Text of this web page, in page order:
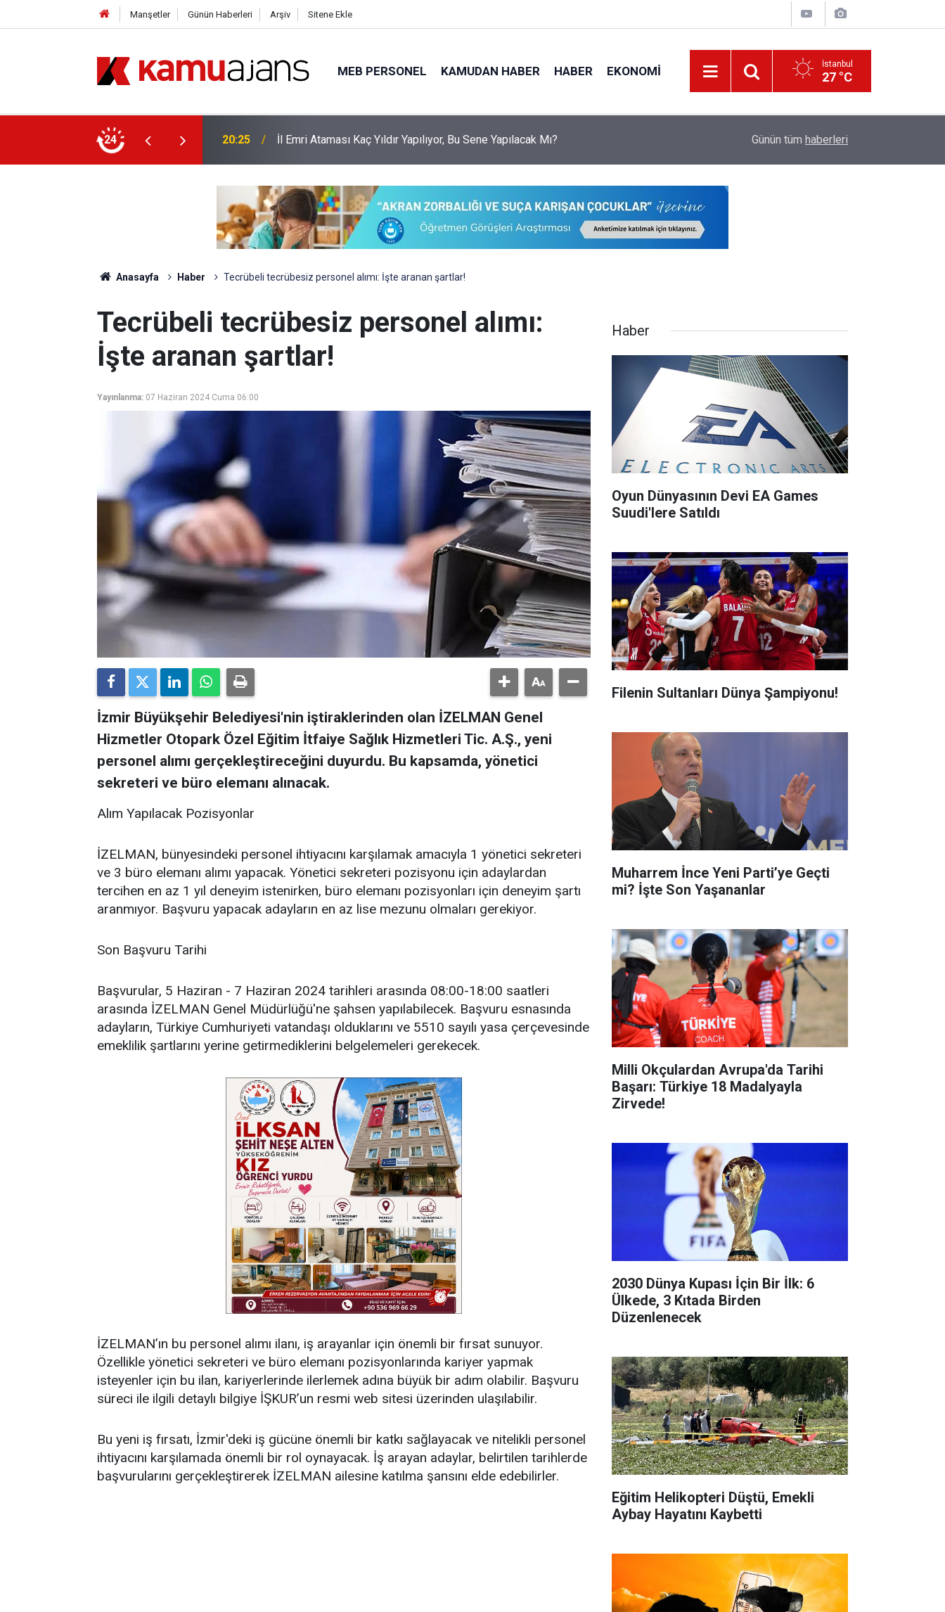
Manşetler Günün Haberleri Arşiv Sitene Ekle
MEB PERSONEL KAMUDAN HABER HABER EKONOMI İstanbul
27 °C
24
Bu Sene Yapılacak Mı? 19:34 O Öğretmenlerin Yaz Tatili 17 Ağustos'ta Sona Erecek İş Bankası'nda Genel Müdür Değişimi!
Günün tüm haberleri
Anasayfa Haber Tecrübeli tecrübesiz personel alımı: İşte aranan şartlar!
Tecrübeli tecrübesiz personel alımı:
İşte aranan şartlar!
Yayınlanma: 07 Haziran 2024 Cuma 06:00
İzmir Büyükşehir Belediyesi'nin iştiraklerinden olan İZELMAN Genel
Hizmetler Otopark Özel Eğitim İtfaiye Sağlık Hizmetleri Tic. A.Ş., yeni
personel alımı gerçekleştireceğini duyurdu. Bu kapsamda, yönetici
sekreteri ve büro elemanı alınacak.
Alım Yapılacak Pozisyonlar
İZELMAN, bünyesindeki personel ihtiyacını karşılamak amacıyla 1 yönetici sekreteri
ve 3 büro elemanı alımı yapacak. Yönetici sekreteri pozisyonu için adaylardan
tercihen en az 1 yıl deneyim istenirken, büro elemanı pozisyonları için deneyim şartı
aranmıyor. Başvuru yapacak adayların en az lise mezunu olmaları gerekiyor.
Son Başvuru Tarihi
Başvurular, 5 Haziran - 7 Haziran 2024 tarihleri arasında 08:00-18:00 saatleri
arasında İZELMAN Genel Müdürlüğü'ne şahsen yapılabilecek. Başvuru esnasında
adayların, Türkiye Cumhuriyeti vatandaşı olduklarını ve 5510 sayılı yasa çerçevesinde
emeklilik şartlarını yerine getirmediklerini belgelemeleri gerekecek.
İZELMAN’ın bu personel alımı ilanı, iş arayanlar için önemli bir fırsat sunuyor.
Özellikle yönetici sekreteri ve büro elemanı pozisyonlarında kariyer yapmak
isteyenler için bu ilan, kariyerlerinde ilerlemek adına büyük bir adım olabilir. Başvuru
süreci ile ilgili detaylı bilgiye İŞKUR’un resmi web sitesi üzerinden ulaşılabilir.
Bu yeni iş fırsatı, İzmir'deki iş gücüne önemli bir katkı sağlayacak ve nitelikli personel
ihtiyacını karşılamada önemli bir rol oynayacak. İş arayan adaylar, belirtilen tarihlerde
başvurularını gerçekleştirerek İZELMAN ailesine katılma şansını elde edebilirler.
Haber
Oyun Dünyasının Devi EA Games
Suudi'lere Satıldı
Filenin Sultanları Dünya Şampiyonu!
Muharrem İnce Yeni Parti’ye Geçti
mi? İşte Son Yaşananlar
Milli Okçulardan Avrupa'da Tarihi
Başarı: Türkiye 18 Madalyayla
Zirvede!
2030 Dünya Kupası İçin Bir İlk: 6
Ülkede, 3 Kıtada Birden
Düzenlenecek
Eğitim Helikopteri Düştü, Emekli
Aybay Hayatını Kaybetti